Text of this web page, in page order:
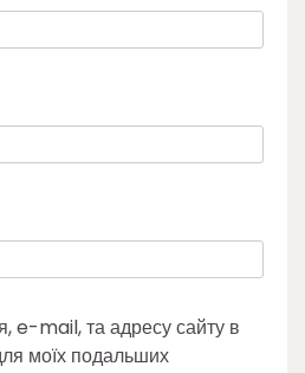
e-mail, та адресу сайту в
моїх подальших